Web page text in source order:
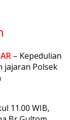
– Kepedulian
jajaran Polsek
11.00 WIB,